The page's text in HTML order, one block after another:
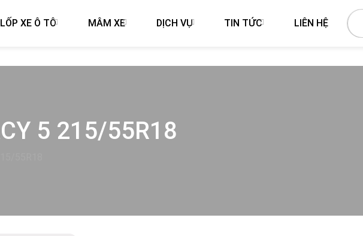
LỐP XE Ô TÔ MÂM XE DỊCH VỤ TIN TỨC LIÊN HỆ
5 215/55R18